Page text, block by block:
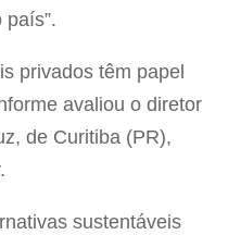
privados têm papel
avaliou o diretor
de Curitiba (PR),
sustentáveis